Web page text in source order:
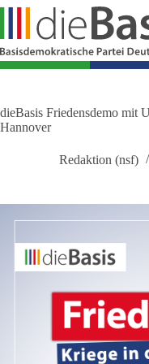
Zum
springen
dieBasis Friedensdemo mit
Hannover
Redaktion (nsf)